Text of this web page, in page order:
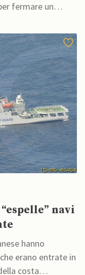
fermare un
navi
hanno
erano entrate in
costa